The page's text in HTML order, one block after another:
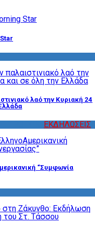
λαό την Κυριακή 24
ΕΚΔΗΛΩΣΕΙΣ
“Συμφωνία